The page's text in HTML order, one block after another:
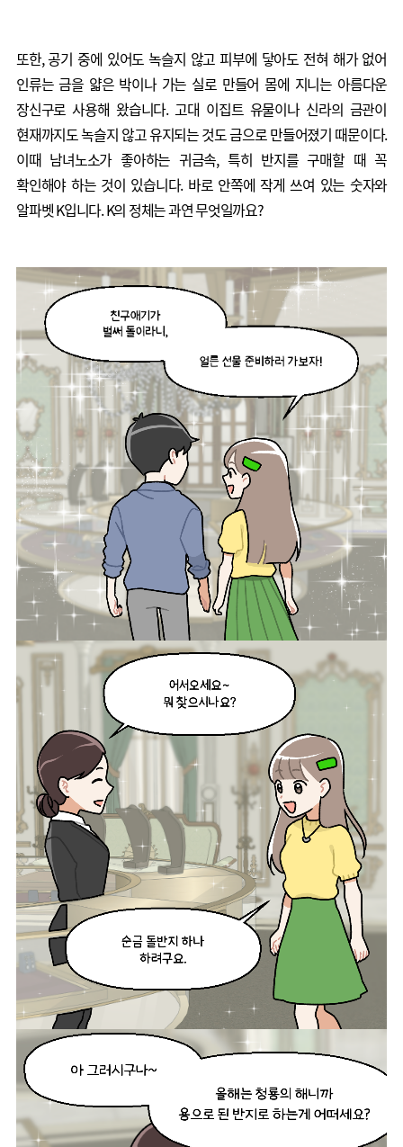
또한, 공기 중에 있어도 녹슬지 않고 피부에 닿아도 전혀 해가 없어
인류는 금을 얇은 박이나 가는 실로 만들어 몸에 지니는 아름다운
장신구로 사용해 왔습니다. 고대 이집트 유물이나 신라의 금관이
현재까지도 녹슬지 않고 유지되는 것도 금으로 만들어졌기 때문이다.
이때 남녀노소가 좋아하는 귀금속, 특히 반지를 구매할 때 꼭
확인해야 하는 것이 있습니다. 바로 안쪽에 작게 쓰여 있는 숫자와
알파벳 K입니다. K의 정체는 과연 무엇일까요?